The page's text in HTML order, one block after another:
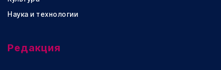
Наука и технологии
Редакция